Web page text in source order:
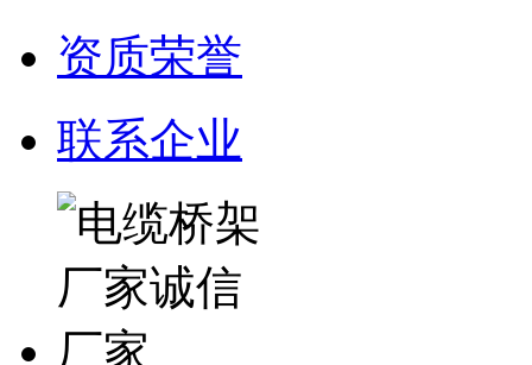
资质荣誉
联系企业